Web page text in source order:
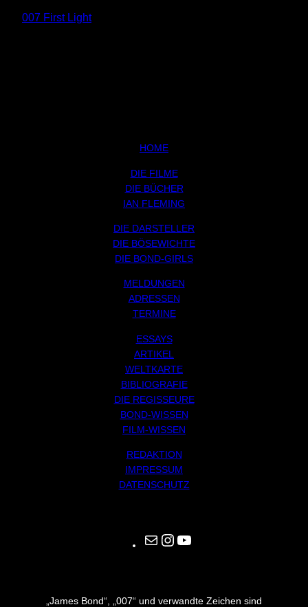
007 First Light
HOME
DIE FILME
DIE BÜCHER
IAN FLEMING
DIE DARSTELLER
DIE BÖSEWICHTE
DIE BOND-GIRLS
MELDUNGEN
ADRESSEN
TERMINE
ESSAYS
ARTIKEL
WELTKARTE
BIBLIOGRAFIE
DIE REGISSEURE
BOND-WISSEN
FILM-WISSEN
REDAKTION
IMPRESSUM
DATENSCHUTZ
Mail Instagram YouTube
„James Bond“, „007“ und verwandte Zeichen sind